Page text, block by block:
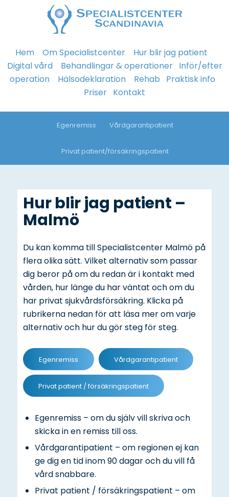
Hem Om Specialistcenter
Hur blir jag patient
Digital vård
Behandlingar & operationer Inför/efter
operation
Hälsodeklaration Rehab
Praktisk info
Priser Kontakt
Egenremiss Vårdgarantipatient
Privat patient/försäkringspatient
Hur blir jag patient –
Malmö
Du kan komma till Specialistcenter Malmö på
flera olika sätt. Vilket alternativ som passar
dig beror på om du redan är i kontakt med
vården, hur länge du har väntat och om du
har privat sjukvårdsförsäkring. Klicka på
rubrikerna nedan för att läsa mer om varje
alternativ och hur du gör steg för steg.
Egenremiss Vårdgarantipatient
Privat patient / försäkringspatient
Egenremiss – om du själv vill skriva och
skicka in en remiss till oss.
Vårdgarantipatient – om regionen ej kan
ge dig en tid inom 90 dagar och du vill få
vård snabbare.
Privat patient / försäkringspatient – om